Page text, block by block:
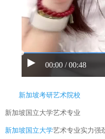
00:00 / 00:48
新加坡考研艺术院校
新加坡国立大学艺术专业
新加坡国立大学艺术专业实力强